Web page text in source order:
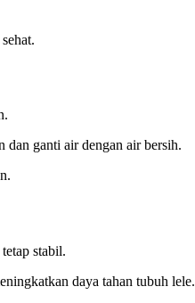
dan ganti air dengan air bersih.
stabil.
daya tahan tubuh lele.